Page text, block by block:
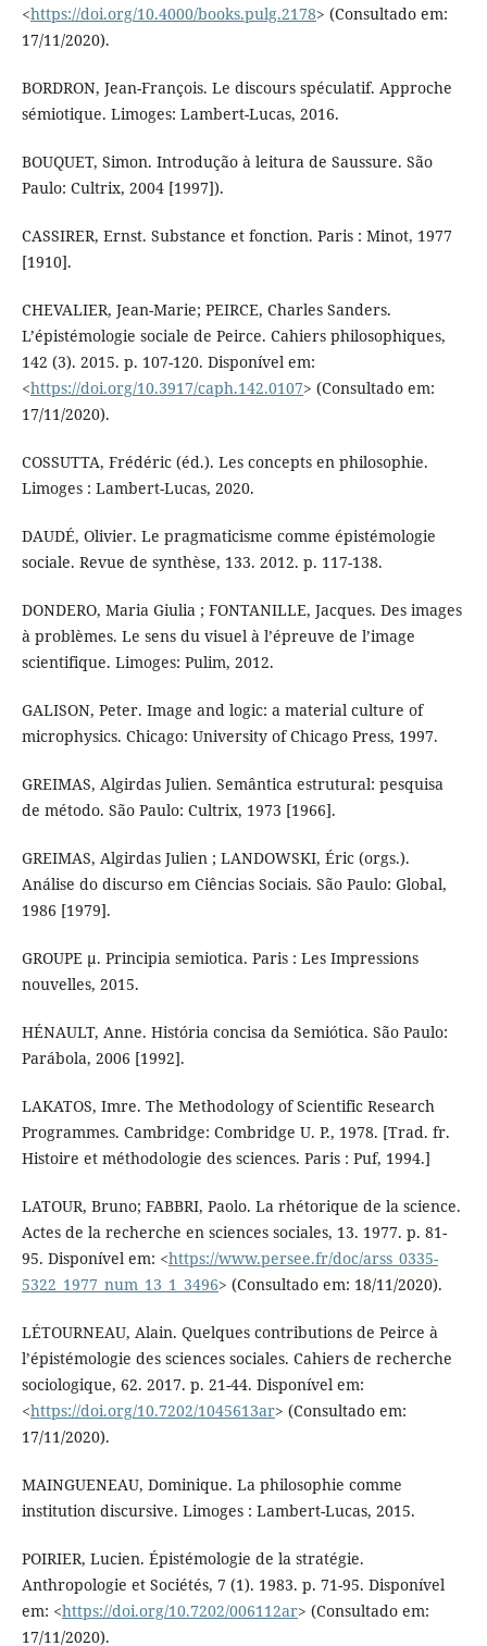
<https://doi.org/10.4000/books.pulg.2178> (Consultado em:
17/11/2020).
BORDRON, Jean-François. Le discours spéculatif. Approche
sémiotique. Limoges: Lambert-Lucas, 2016.
BOUQUET, Simon. Introdução à leitura de Saussure. São
Paulo: Cultrix, 2004 [1997]).
CASSIRER, Ernst. Substance et fonction. Paris : Minot, 1977
[1910].
CHEVALIER, Jean-Marie; PEIRCE, Charles Sanders.
L’épistémologie sociale de Peirce. Cahiers philosophiques,
142 (3). 2015. p. 107-120. Disponível em:
<https://doi.org/10.3917/caph.142.0107> (Consultado em:
17/11/2020).
COSSUTTA, Frédéric (éd.). Les concepts en philosophie.
Limoges : Lambert-Lucas, 2020.
DAUDÉ, Olivier. Le pragmaticisme comme épistémologie
sociale. Revue de synthèse, 133. 2012. p. 117-138.
DONDERO, Maria Giulia ; FONTANILLE, Jacques. Des images
à problèmes. Le sens du visuel à l’épreuve de l’image
scientifique. Limoges: Pulim, 2012.
GALISON, Peter. Image and logic: a material culture of
microphysics. Chicago: University of Chicago Press, 1997.
GREIMAS, Algirdas Julien. Semântica estrutural: pesquisa
de método. São Paulo: Cultrix, 1973 [1966].
GREIMAS, Algirdas Julien ; LANDOWSKI, Éric (orgs.).
Análise do discurso em Ciências Sociais. São Paulo: Global,
1986 [1979].
GROUPE μ. Principia semiotica. Paris : Les Impressions
nouvelles, 2015.
HÉNAULT, Anne. História concisa da Semiótica. São Paulo:
Parábola, 2006 [1992].
LAKATOS, Imre. The Methodology of Scientific Research
Programmes. Cambridge: Combridge U. P., 1978. [Trad. fr.
Histoire et méthodologie des sciences. Paris : Puf, 1994.]
LATOUR, Bruno; FABBRI, Paolo. La rhétorique de la science.
Actes de la recherche en sciences sociales, 13. 1977. p. 81-
95. Disponível em: <https://www.persee.fr/doc/arss_0335-
5322_1977_num_13_1_3496> (Consultado em: 18/11/2020).
LÉTOURNEAU, Alain. Quelques contributions de Peirce à
l’épistémologie des sciences sociales. Cahiers de recherche
sociologique, 62. 2017. p. 21-44. Disponível em:
<https://doi.org/10.7202/1045613ar> (Consultado em:
17/11/2020).
MAINGUENEAU, Dominique. La philosophie comme
institution discursive. Limoges : Lambert-Lucas, 2015.
POIRIER, Lucien. Épistémologie de la stratégie.
Anthropologie et Sociétés, 7 (1). 1983. p. 71-95. Disponível
em: <https://doi.org/10.7202/006112ar> (Consultado em:
17/11/2020).